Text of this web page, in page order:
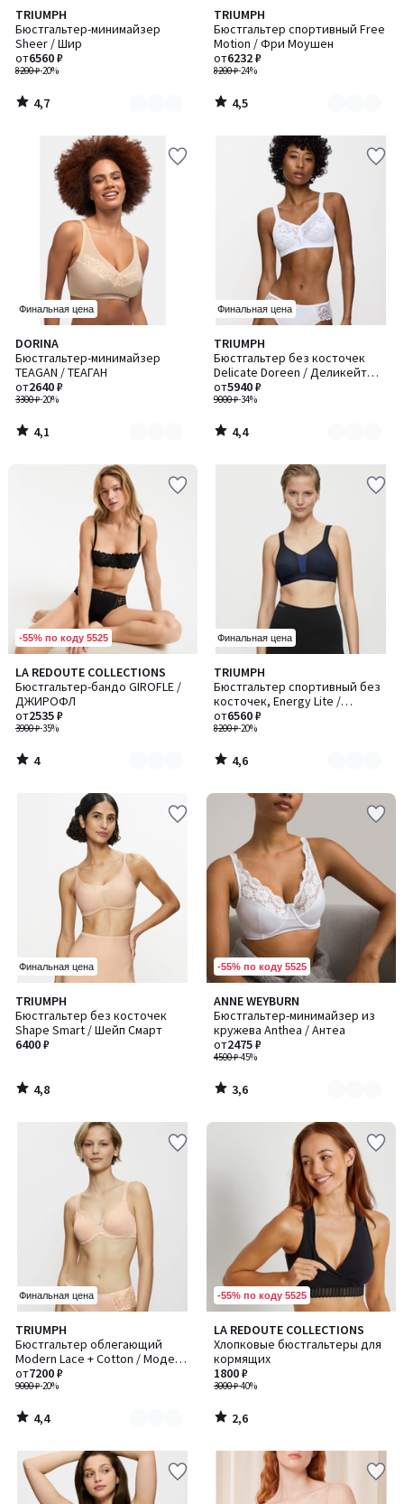
TRIUMPH
Бюстгальтер-минимайзер
Sheer / Шир
8200 ₽-20%
от6560 ₽
4,7
/ 5
Количество
цветов:
2
4,7
/
TRIUMPH
Бюстгальтер спортивный Free
Motion / Фри Моушен
8200 ₽-24%
от6232 ₽
4,5
/ 5
Количество
цветов:
2
4,5
/
Финальная цена
DORINA
Бюстгальтер-минимайзер
TEAGAN / ТЕАГАН
3300 ₽-20%
от2640 ₽
4,1
/ 5
Количество
цветов:
2
4,1
/
Финальная цена
TRIUMPH
Бюстгальтер без косточек
Delicate Doreen / Деликейт
Дорин
9000 ₽-34%
от5940 ₽
4,4
/ 5
Количество
цветов:
3
4,4
/
-55% по коду 5525
LA REDOUTE COLLECTIONS
Бюстгальтер-бандо GIROFLE /
ДЖИРОФЛ
3900 ₽-35%
от2535 ₽
4
/
5
Количество
цветов:
2
4
/
Финальная цена
TRIUMPH
Бюстгальтер спортивный без
косточек, Energy Lite /
Энерджи Лайт
8200 ₽-20%
от6560 ₽
4,6
/ 5
Количество
цветов:
2
4,6
/
Финальная цена
TRIUMPH
Бюстгальтер без косточек
Shape Smart / Шейп Смарт
6400 ₽
4,8
/ 5
4,8
/
-55% по коду 5525
ANNE WEYBURN
Бюстгальтер-минимайзер из
кружева Anthea / Антеа
4500 ₽-45%
от2475 ₽
3,6
/ 5
Количество
цветов:
2
3,6
/
Финальная цена
TRIUMPH
Бюстгальтер облегающий
Modern Lace + Cotton / Модерн
Лейс + Коттон
9000 ₽-20%
от7200 ₽
4,4
/ 5
Количество
цветов:
2
4,4
/
-55% по коду 5525
LA REDOUTE COLLECTIONS
Хлопковые бюстгальтеры для
кормящих
3000 ₽-40%
1800 ₽
2,6
/ 5
2,6
/